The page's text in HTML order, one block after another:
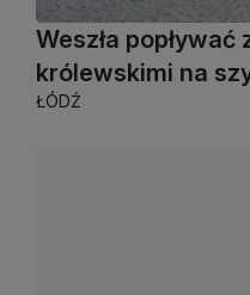
Weszła
królewskimi na
ŁÓDŹ